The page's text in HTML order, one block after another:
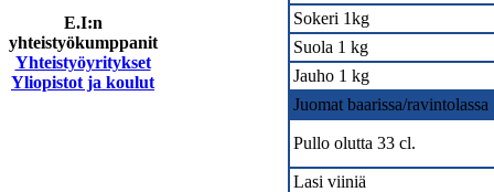
E.I:n
yhteistyökumppanit
Yhteistyöyritykset
Yliopistot ja koulut
Sokeri 1kg
Suola 1 kg
Jauho 1 kg
Juomat baarissa/ravintolassa
Pullo olutta 33 cl.
Lasi viiniä